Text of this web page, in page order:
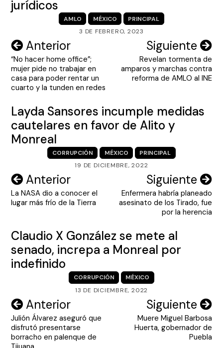
jurídicos
AMLO MÉXICO
PRINCIPAL
3 DE FEBRERO, 2023
Navegación
de
entradas
Anterior
“No hacer home office”;
mujer pide no trabajar en
casa para poder rentar un
cuarto y la tunden en redes
Siguiente
Revelan tormenta de
amparos y marchas contra
reforma de AMLO al INE
Layda Sansores incumple medidas
cautelares en favor de Alito y
Monreal
CORRUPCIÓN MÉXICO
PRINCIPAL
19 DE DICIEMBRE, 2022
Navegación
de
Anterior
La NASA dio a conocer el
lugar más frío de la Tierra
Siguiente
Enfermera habría planeado
asesinato de los Tirado, fue
por la herencia
Claudio X González se mete al
senado, increpa a Monreal por
indefinido
CORRUPCIÓN
MÉXICO
13 DE DICIEMBRE, 2022
Navegación
de
entradas
Anterior
Julión Álvarez aseguró que
disfrutó presentarse
borracho en palenque de
Siguiente
Muere Miguel Barbosa
Huerta, gobernador de
Puebla